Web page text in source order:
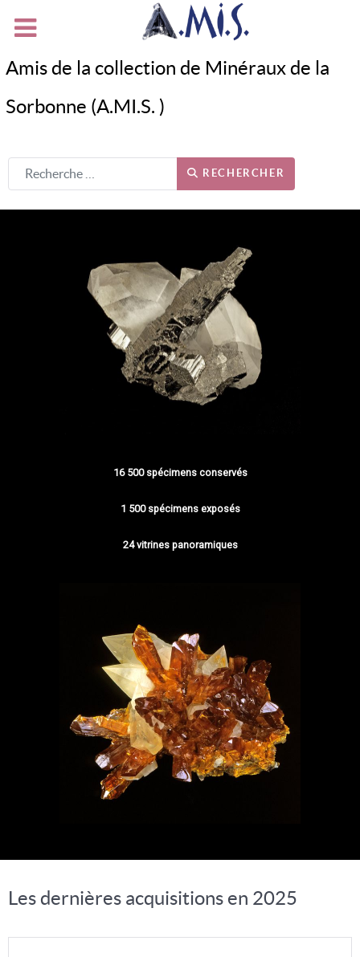
Amis de la collection de Minéraux de la
Sorbonne (A.MI.S. )
RECHERCHER
16 500 spécimens conservés
1 500 spécimens exposés
24 vitrines panoramiques
Les dernières acquisitions en 2025